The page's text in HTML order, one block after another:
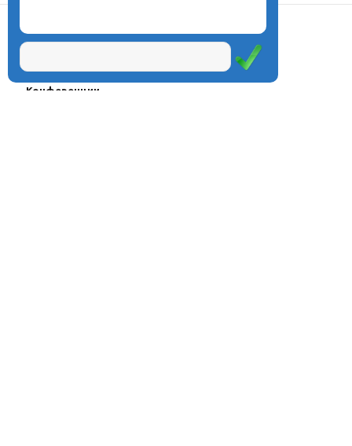
Проекты
Олимпиады
Конферeнции